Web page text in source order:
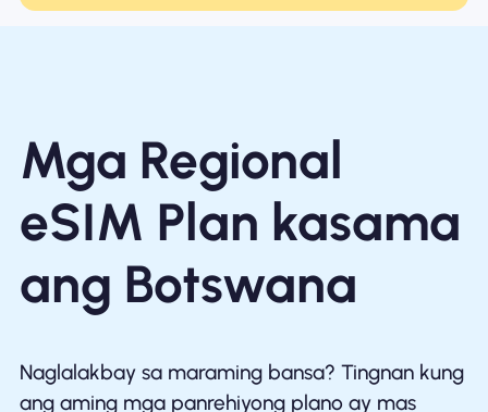
Mga Regional
eSIM Plan kasama
ang Botswana
Naglalakbay sa maraming bansa? Tingnan kung
ang aming mga panrehiyong plano ay mas